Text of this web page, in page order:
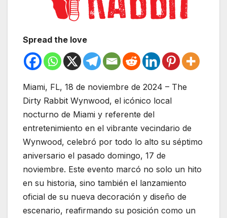
Spread the love
Miami, FL, 18 de noviembre de 2024 – The
Dirty Rabbit Wynwood, el icónico local
nocturno de Miami y referente del
entretenimiento en el vibrante vecindario de
Wynwood, celebró por todo lo alto su séptimo
aniversario el pasado domingo, 17 de
noviembre. Este evento marcó no solo un hito
en su historia, sino también el lanzamiento
oficial de su nueva decoración y diseño de
escenario, reafirmando su posición como un